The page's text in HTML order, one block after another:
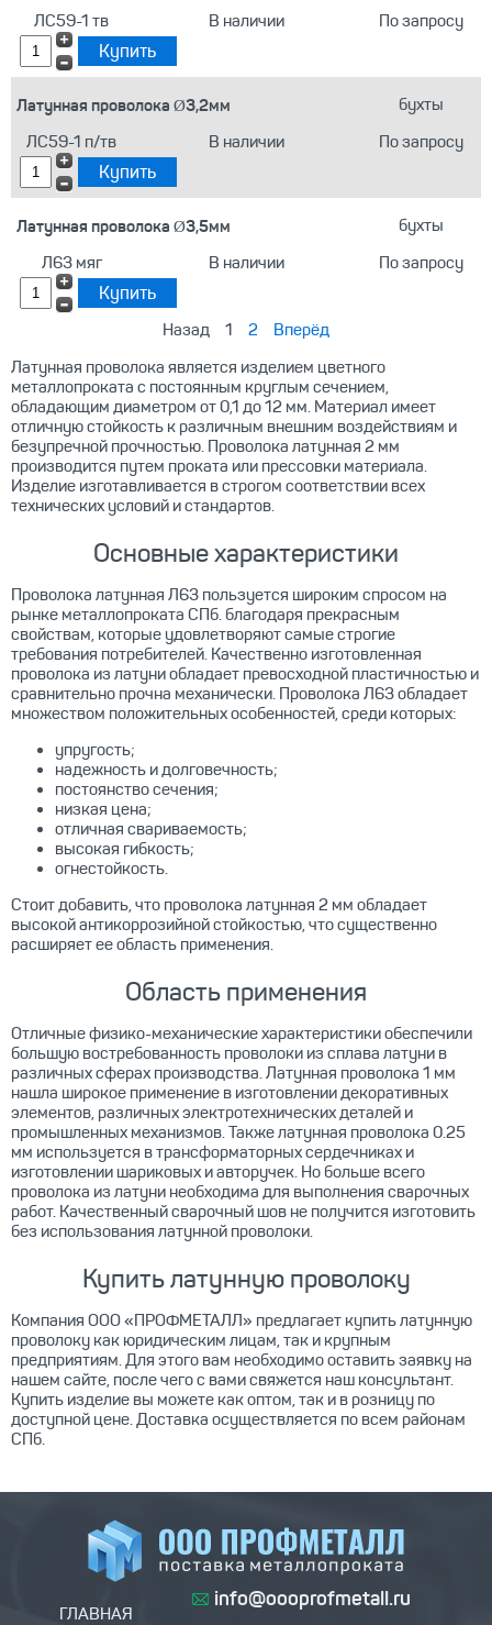
ЛС59-1 тв
В наличии По запросу
Латунная проволока Ø3,2мм
бухты
ЛС59-1 п/тв
В наличии По запросу
Латунная проволока Ø3,5мм
бухты
Л63 мяг
В наличии По запросу
Назад 1 2
Вперёд
Латунная проволока является изделием цветного
металлопроката с постоянным круглым сечением,
обладающим диаметром от 0,1 до 12 мм. Материал имеет
отличную стойкость к различным внешним воздействиям и
безупречной прочностью. Проволока латунная 2 мм
производится путем проката или прессовки материала.
Изделие изготавливается в строгом соответствии всех
технических условий и стандартов.
Основные характеристики
Проволока латунная Л63 пользуется широким спросом на
рынке металлопроката СПб. благодаря прекрасным
свойствам, которые удовлетворяют самые строгие
требования потребителей. Качественно изготовленная
проволока из латуни обладает превосходной пластичностью и
сравнительно прочна механически. Проволока Л63 обладает
множеством положительных особенностей, среди которых:
упругость;
надежность и долговечность;
постоянство сечения;
низкая цена;
отличная свариваемость;
высокая гибкость;
огнестойкость.
Стоит добавить, что проволока латунная 2 мм обладает
высокой антикоррозийной стойкостью, что существенно
расширяет ее область применения.
Область применения
Отличные физико-механические характеристики обеспечили
большую востребованность проволоки из сплава латуни в
различных сферах производства. Латунная проволока 1 мм
нашла широкое применение в изготовлении декоративных
элементов, различных электротехнических деталей и
промышленных механизмов. Также латунная проволока 0.25
мм используется в трансформаторных сердечниках и
изготовлении шариковых и авторучек. Но больше всего
проволока из латуни необходима для выполнения сварочных
работ. Качественный сварочный шов не получится изготовить
без использования латунной проволоки.
Купить латунную проволоку
Компания ООО «ПРОФМЕТАЛЛ» предлагает купить латунную
проволоку как юридическим лицам, так и крупным
предприятиям. Для этого вам необходимо оставить заявку на
нашем сайте, после чего с вами свяжется наш консультант.
Купить изделие вы можете как оптом, так и в розницу по
доступной цене. Доставка осуществляется по всем районам
СПб.
ГЛАВНАЯ
info@oooprofmetall.ru